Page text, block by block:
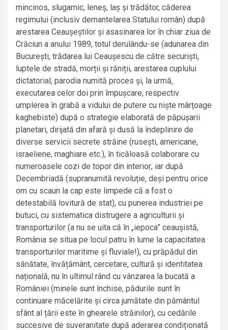
mincinos, slugarnic, leneș, laș și trădător, căderea
regimului (inclusiv demantelarea Statului român) după
arestarea Ceaușeștilor și asasinarea lor în chiar ziua de
Crăciun a anului 1989, totul derulându-se (adunarea din
București, trădarea lui Ceaușescu de către securiști,
luptele de stradă, morții și răniții, arestarea cuplului
dictatorial, parodia numită proces și, la urmă,
executarea celor doi prin împușcare, respectiv
umplerea în grabă a vidului de putere cu niște mârțoage
kaghebiste) după o strategie elaborată de păpușarii
planetari, dirijată din afară și dusă la îndeplinire de
diverse servicii secrete străine (rusești, americane,
israeliene, maghiare etc.), în ticăloasă colaborare cu
numeroasele cozi de topor din interior; iar după
Decembriadă (supranumită revoluție, deși pentru orice
om cu scaun la cap este limpede că a fost o
detestabilă lovitură de stat), cu punerea industriei pe
butuci, cu sistematica distrugere a agriculturii și
transporturilor (a nu se uita că în „iepoca” ceaușistă,
România se situa pe locul patru în lume la capacitatea
transporturilor maritime și fluviale!), cu prăpădul din
sănătate, învățământ, cercetare, cultură și identitatea
națională, nu în ultimul rând cu vânzarea la bucată a
României (minele sunt închise, pădurile sunt în
continuare măcelărite și circa jumătate din pământul
sfânt al țării este în ghearele străinilor), cu cedările
succesive de suveranitate după aderarea condiționată